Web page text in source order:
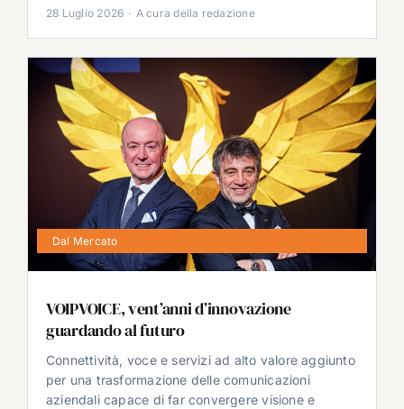
28 Luglio 2026 · A cura della redazione
Dal Mercato
VOIPVOICE, vent’anni d’innovazione
guardando al futuro
Connettività, voce e servizi ad alto valore aggiunto
per una trasformazione delle comunicazioni
aziendali capace di far convergere visione e